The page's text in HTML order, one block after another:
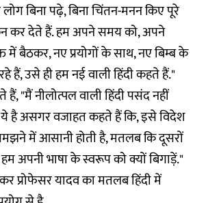
बिना पढ़े, बिना चिंतन-मनन किए पूरे
कर देते हैं. हम अपने समय को, अपने
में बैठकर, नए प्रयोगों के साथ, नए बिम्ब के
हैं, उसे ही हम नई वाली हिंदी कहते हैं."
हैं, "मैं नीलोत्पल वाली हिंदी पसंद नहीं
है असगर वजाहत कहते हैं कि, इसे विदेश
में आसानी होती है, मतलब कि दूसरों
अपनी भाषा के स्वरूप को क्यों बिगाड़ें."
प्रोफेसर यादव का मतलब हिंदी में